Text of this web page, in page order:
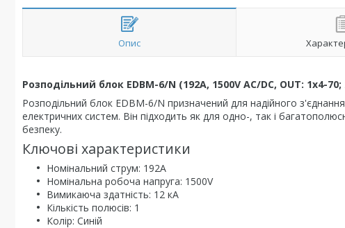
Опис
Розподільний блок EDBM-6/N (192А, 1500V AC/DC, OUT: 1x4-70;
Розподільний блок EDBM-6/N призначений для надійного
електричних систем. Він підходить як для одно-, так і
безпеку.
Ключові характеристики
Номінальний струм: 192A
Номінальна робоча напруга: 1500V
Вимикаюча здатність: 12 кА
Кількість полюсів: 1
Колір: Синій